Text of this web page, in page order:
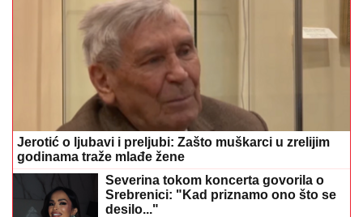
Jerotić o ljubavi i preljubi: Zašto muškarci u zrelijim
godinama traže mlađe žene
Severina tokom koncerta govorila o
Srebrenici: "Kad priznamo ono što se
desilo..."